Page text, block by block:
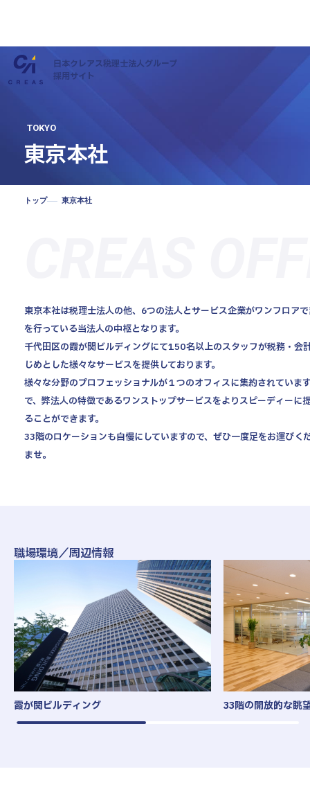
日本クレアス税理士法人グループ
採用サイト
キャリアについて
社風・文化について
拠点情報
東京本社
東京中野本部
埼玉川口本部
千葉本部
高崎本部
神戸三宮本部
お知らせ
法人概要
募集要項
TOKYO
東京本社
トップ 東京本社
東京本社は税理士法人の他、6つの法人とサービス企業がワンフロア
を行っている当法人の中枢となります。
千代田区の霞が関ビルディングにて150名以上のスタッフが税務・会
じめとした様々なサービスを提供しております。
様々な分野のプロフェッショナルが１つのオフィスに集約されていま
で、弊法人の特徴であるワンストップサービスをよりスピーディーに
ることができます。
33階のロケーションも自慢にしていますので、ぜひ一度足をお運びく
ませ。
職場環境／周辺情報
霞が関ビルディング 33階の開放的な眺